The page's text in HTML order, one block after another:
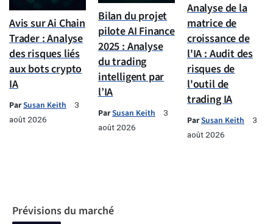
Avis sur Ai Chain
Trader : Analyse
des risques liés
aux bots crypto
IA
ParSusan Keith
3
août 2026
Bilan du projet
pilote AI Finance
2025 : Analyse
du trading
intelligent par
l’IA
ParSusan Keith
3
août 2026
Analyse de la
matrice de
croissance de
l'IA : Audit des
risques de
l'outil de
trading IA
ParSusan Keith
3
août 2026
Prévisions du marché